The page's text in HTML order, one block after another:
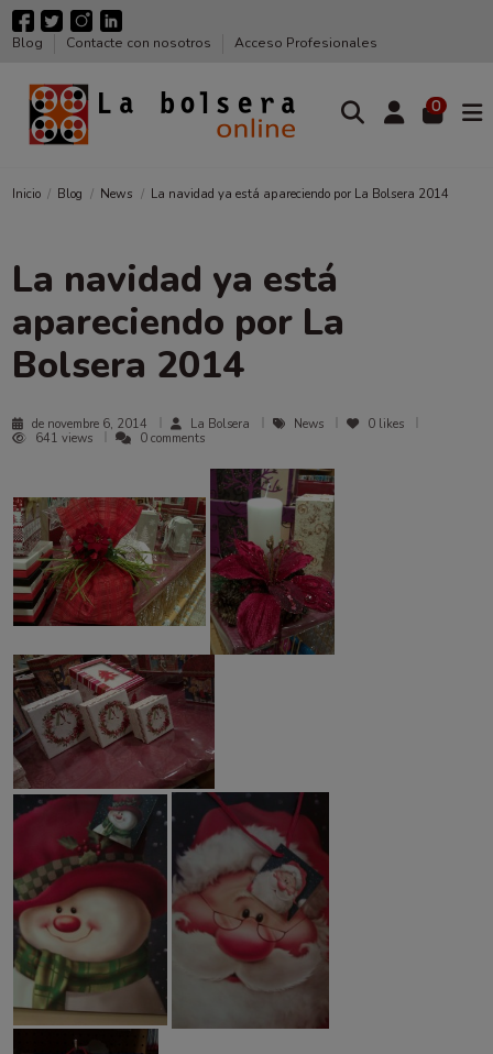
Blog Contacte con nosotros Acceso Profesionales
0
Inicio Blog News La navidad ya está apareciendo por La Bolsera 2014
La navidad ya está
apareciendo por La
Bolsera 2014
de novembre 6, 2014 La Bolsera News 0 likes
641 views
0 comments